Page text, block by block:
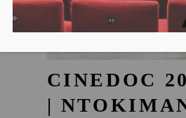
CINEDOC
|